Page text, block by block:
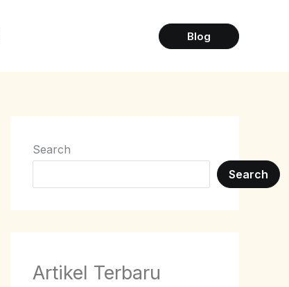
Blog
Search
Search
Artikel Terbaru